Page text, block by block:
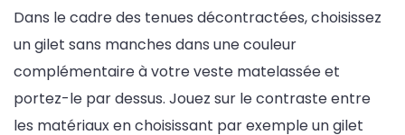
Dans le cadre des tenues décontractées, choisissez
un gilet sans manches dans une couleur
complémentaire à votre veste matelassée et
portez-le par dessus. Jouez sur le contraste entre
les matériaux en choisissant par exemple un gilet